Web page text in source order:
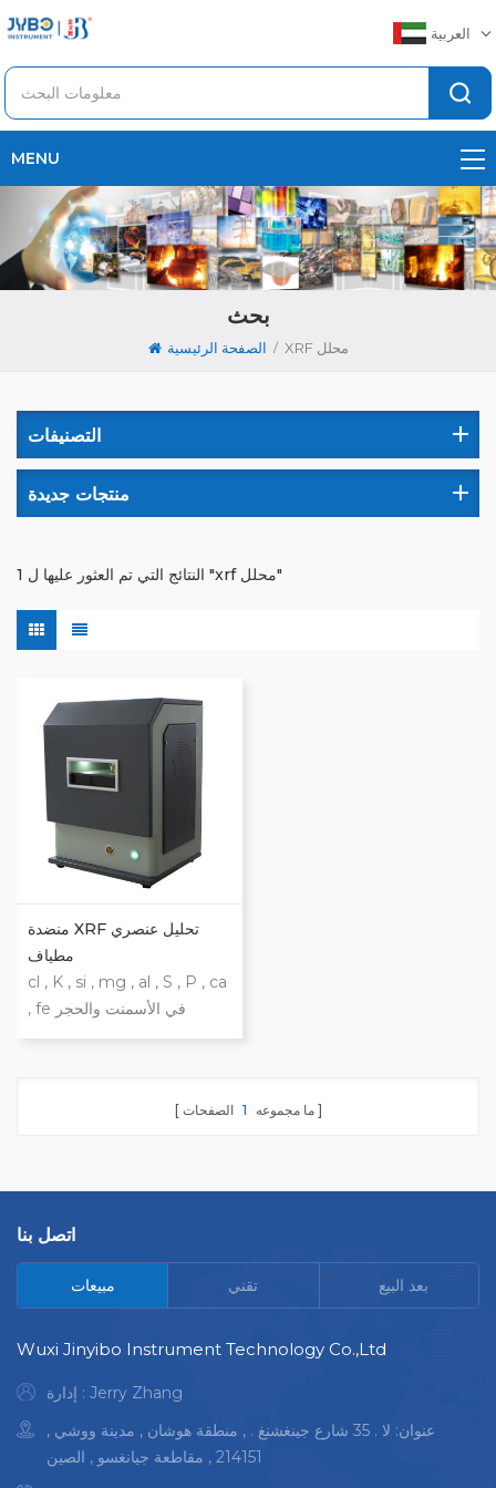
العربية
MENU
بحث
الصفحة الرئيسية / XRF محلل
التصنيفات
منتجات جديدة
1 النتائج التي تم العثور عليها ل "xrf محلل"
منضدة XRF تحليل عنصري
مطياف
cl , K , si , mg , al , S , P , ca
, fe في الأسمنت والحجر
الجيري هيكل المسار البصري
نتائج الاختبار قريبة من اختبار
العناصر في عينة
ما مجموعه 1 الصفحات
اتصل بنا
مبيعات تقني < بعد البيع
Wuxi Jinyibo Instrument Technology Co.,Ltd
إدارة : Jerry Zhang
عنوان: لا . 35 شارع جينغشنغ . , منطقة هوشان , مدينة ووشي ,
214151 , مقاطعة جيانغسو , الصين